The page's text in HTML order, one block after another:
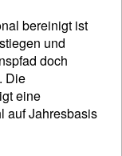
bereinigt ist
und
doch
Die
eine
auf Jahresbasis